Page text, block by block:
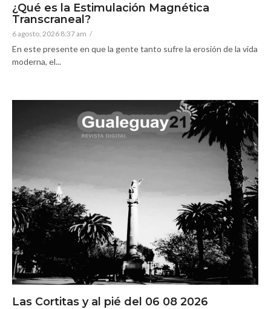
¿Qué es la Estimulación Magnética
Transcraneal?
6 agosto, 2026 8:37 am /
En este presente en que la gente tanto sufre la erosión de la vida
moderna, el...
Las Cortitas y al pié del 06 08 2026